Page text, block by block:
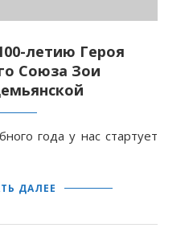
летию Героя
Союза Зои
года у нас стартует
ДАЛЕЕ